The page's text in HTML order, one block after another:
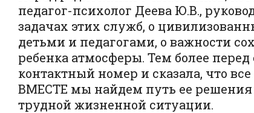
педагог-психолог Деева Ю.В.,
задачах этих служб, о
детьми и педагогами, о важности
ребенка атмосферы. Тем более
контактный номер и сказала, что
ВМЕСТЕ мы найдем путь ее решения
трудной жизненной ситуации.